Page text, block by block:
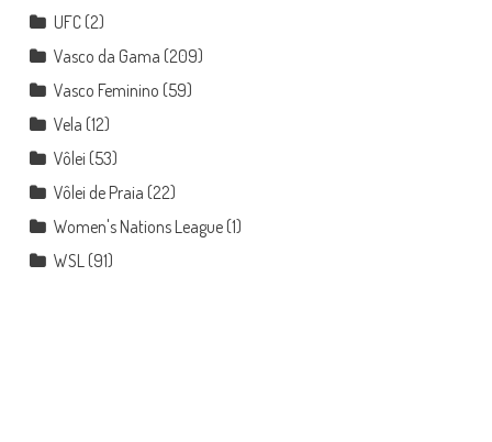
UFC(2)
Vasco da Gama (209)
Vasco Feminino (59)
Vela (12)
Vôlei (53)
Vôlei de Praia (22)
Women's Nations League(1)
WSL (91)